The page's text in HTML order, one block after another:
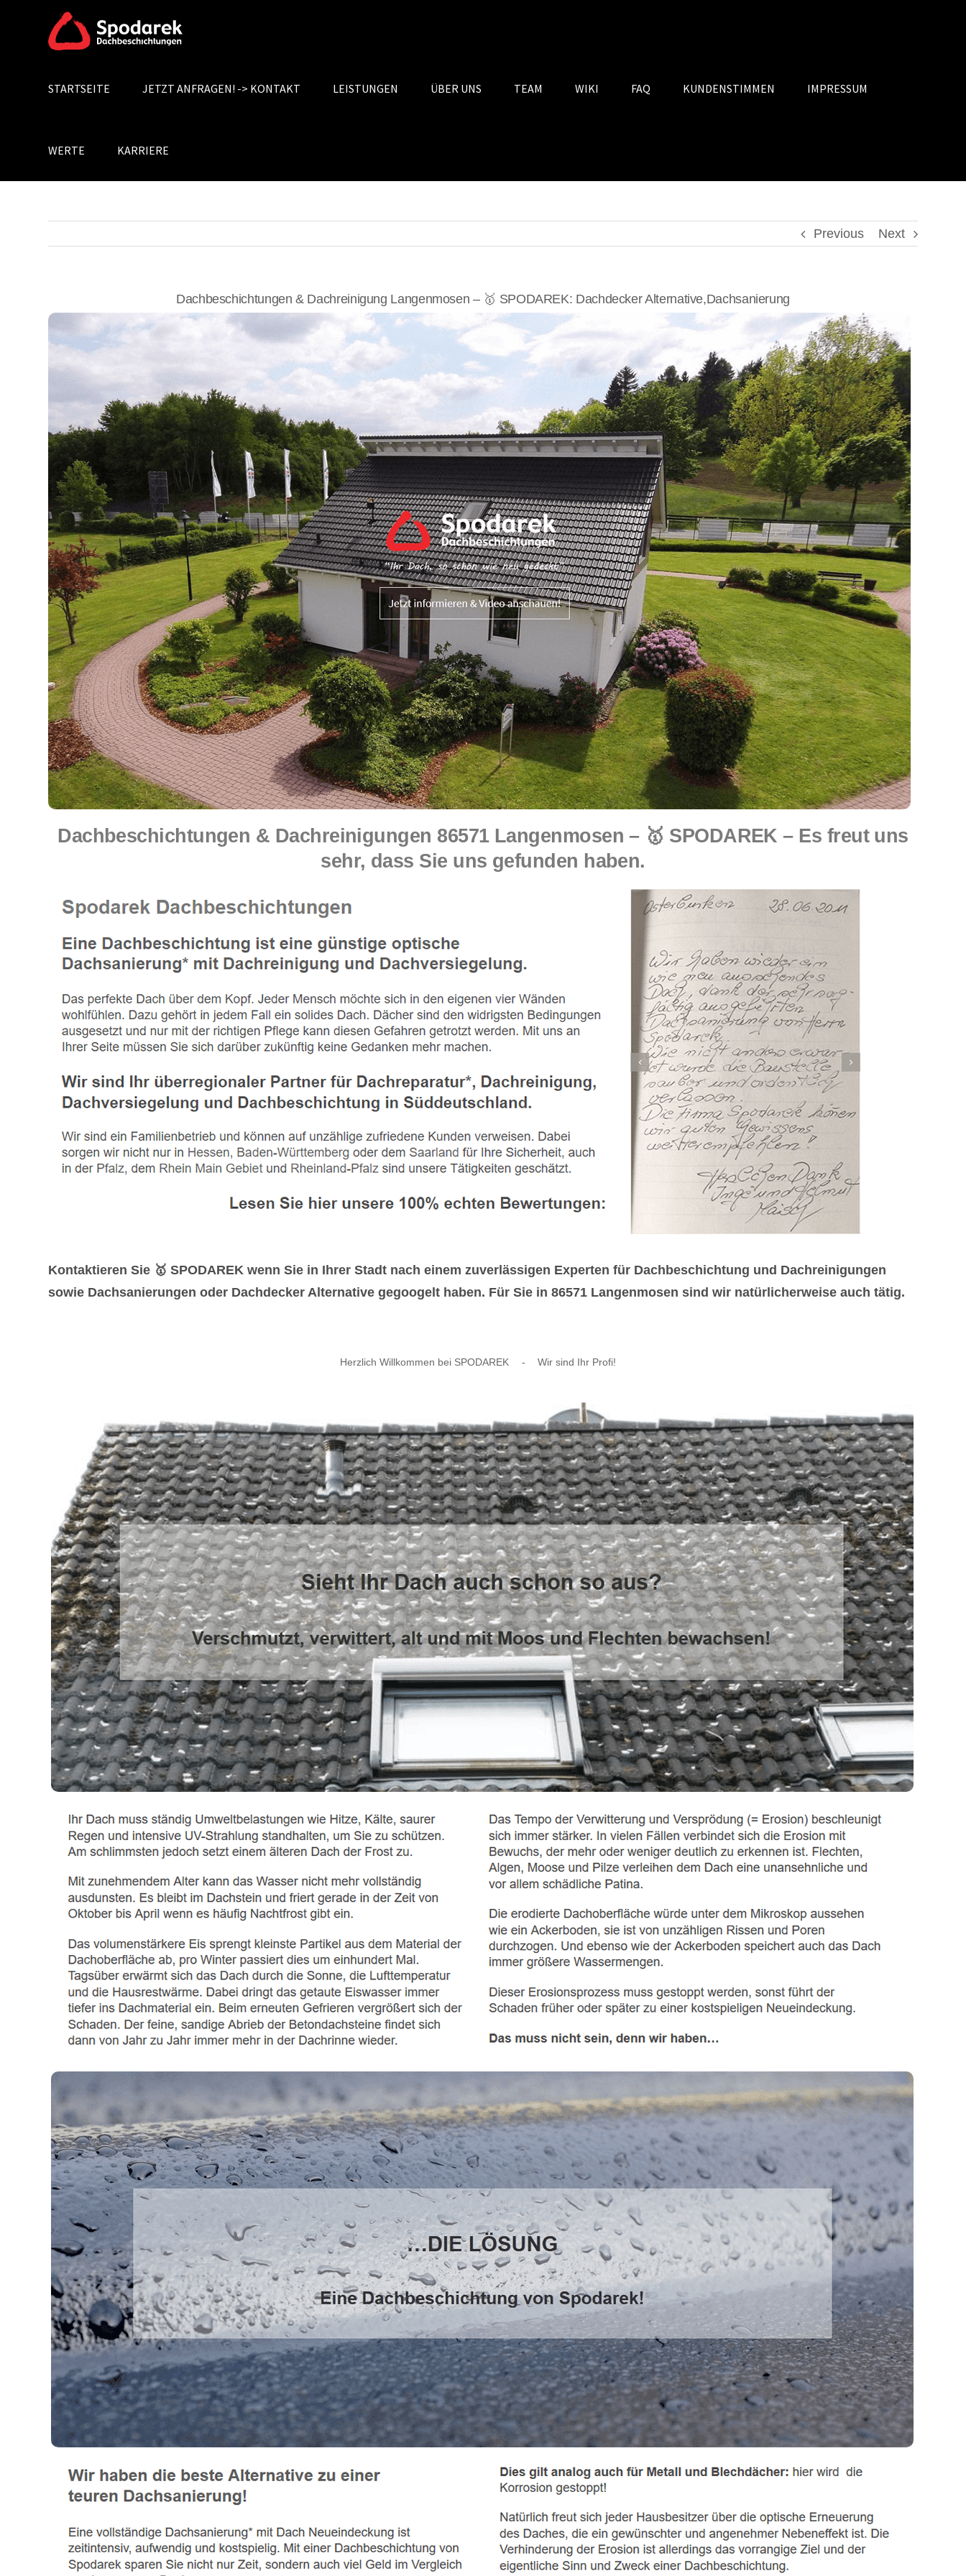
Search
STARTSEITE JETZT ANFRAGEN! -> KONTAKT LEISTUNGEN ÜBER UNS TEAM WIKI FAQ KUNDENSTIMMEN IMPRESSUM
WERTE KARRIERE
Previous Next
Dachbeschichtungen & Dachreinigung Langenmosen – 🥇 SPODAREK: Dachdecker Alternative,Dachsanierung
Dachbeschichtungen & Dachreinigungen 86571 Langenmosen – 🥇 SPODAREK – Es freut uns
sehr, dass Sie uns gefunden haben.
Kontaktieren Sie 🥇 SPODAREK wenn Sie in Ihrer Stadt nach einem zuverlässigen Experten für Dachbeschichtung und Dachreinigungen
sowie Dachsanierungen oder Dachdecker Alternative gegoogelt haben. Für Sie in 86571 Langenmosen sind wir natürlicherweise auch tätig.
Herzlich Willkommen bei SPODAREK - Wir sind Ihr Profi!